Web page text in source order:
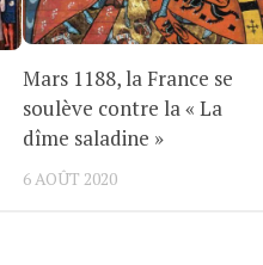
Mars 1188, la France se
soulève contre la « La
dîme saladine »
6 AOÛT 2020